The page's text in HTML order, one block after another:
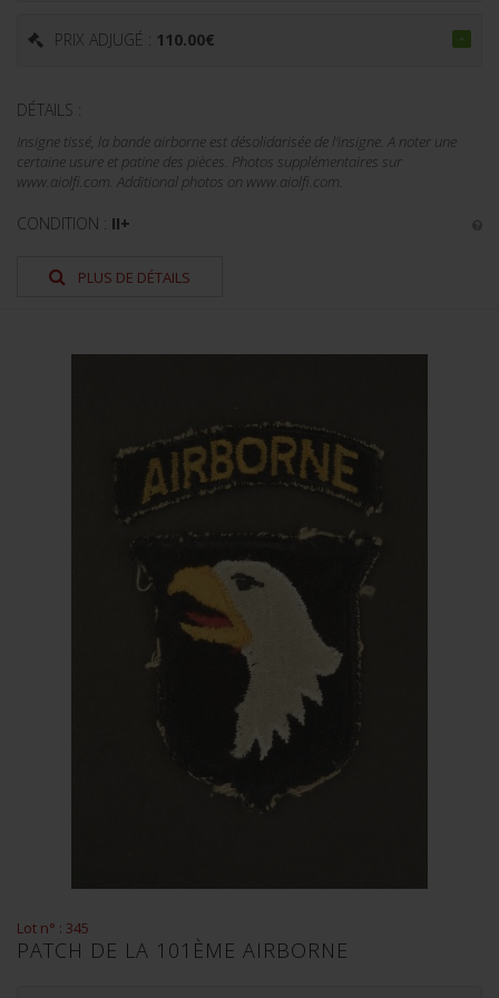
PRIX ADJUGÉ : 110.00€
DÉTAILS :
Insigne tissé, la bande airborne est désolidarisée de l'insigne. A noter une
certaine usure et patine des pièces. Photos supplémentaires sur
www.aiolfi.com. Additional photos on www.aiolfi.com.
CONDITION : II+
PLUS DE DÉTAILS
Lot n° : 345
PATCH DE LA 101ÈME AIRBORNE